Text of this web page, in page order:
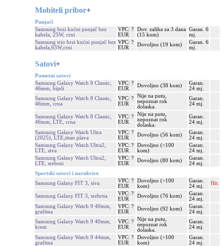
Mobiteli pribor+
Punjači
Samsung brzi kućni punjač bez
kabela, 25W, crni
VPC: ?
EUR
Dov. zaliha za 3 dana
(15 kom)
Garan. 6
mj.
Samsung trio brzi kućni punjač bez
kabela,65W,crni
VPC: ?
EUR
Dovoljno (19 kom)
Garan. 6
mj.
Satovi+
Pametni satovi
Samsung Galaxy Watch 8 Classic,
46mm, bijeli
VPC: ?
EUR
Dovoljno (38 kom)
Garan.
24 mj.
Samsung Galaxy Watch 8 Classic,
46mm, crna
VPC: ?
EUR
Nije na putu,
nepoznat rok
dolaska.
Garan.
24 mj.
Samsung Galaxy Watch 8 Classic,
46mm, LTE, crna
VPC: ?
EUR
Nije na putu,
nepoznat rok
dolaska.
Garan.
24 mj.
Samsung Galaxy Watch Ultra
(2025), LTE,titan plava
VPC: ?
EUR
Dovoljno (56 kom)
Garan.
24 mj.
Samsung Galaxy Watch Ultra2,
LTE, siva
VPC: ?
EUR
Dovoljno (>100
kom)
Garan.
24 mj.
Samsung Galaxy Watch Ultra2,
LTE, srebrni
VPC: ?
EUR
Dovoljno (80 kom)
Garan.
24 mj.
Sportski satovi i narukvice
Samsung Galaxy FIT 3, siva
VPC: ?
EUR
Dovoljno (>100
kom)
Garan.
24 mj.
Hit.
Samsung Galaxy FIT 3, srebrna
VPC: ?
EUR
Dovoljno (76 kom)
Garan.
24 mj.
Samsung Galaxy Watch 9 40mm,
grafitna
VPC: ?
EUR
Dovoljno (92 kom)
Garan.
24 mj.
Samsung Galaxy Watch 9 40mm,
krem
VPC: ?
EUR
Nije na putu,
nepoznat rok
dolaska.
Garan.
24 mj.
Samsung Galaxy Watch 9 44mm,
grafitna
VPC: ?
EUR
Dovoljno (>100
kom)
Garan.
24 mj.